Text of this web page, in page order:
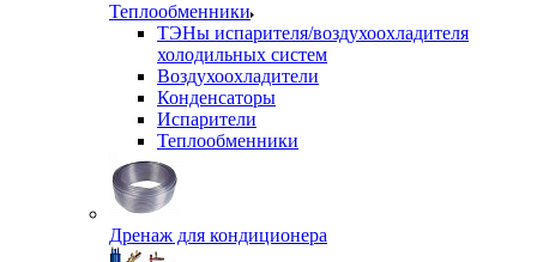
Теплообменники
ТЭНы испарителя/воздухоохладителя
холодильных систем
Воздухоохладители
Конденсаторы
Испарители
Теплообменники
Дренаж для кондиционера